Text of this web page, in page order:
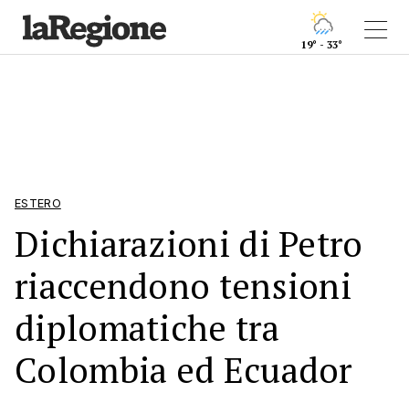
19° - 33°
ESTERO
Dichiarazioni di Petro
riaccendono tensioni
diplomatiche tra
Colombia ed Ecuador